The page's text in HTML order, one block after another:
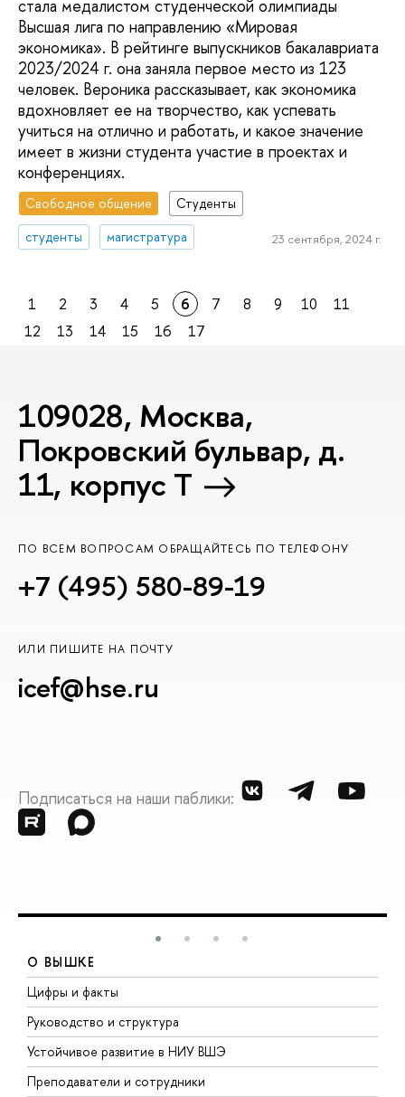
стала медалистом студенческой олимпиады
Высшая лига по направлению «Мировая
экономика». В рейтинге выпускников бакалавриата
2023/2024 г. она заняла первое место из 123
человек. Вероника рассказывает, как экономика
вдохновляет ее на творчество, как успевать
учиться на отлично и работать, и какое значение
имеет в жизни студента участие в проектах и
конференциях.
Свободное общение
Студенты
студенты
магистратура 23 сентября, 2024 г.
1 2 3 4 5 6 7 8 9 10
11
12
13 14 15 16 17
109028, Москва,
Покровский бульвар, д.
11, корпус T
ПО ВСЕМ ВОПРОСАМ ОБРАЩАЙТЕСЬ ПО ТЕЛЕФОНУ
+7 (495) 580-89-19
ИЛИ ПИШИТЕ НА ПОЧТУ
icef@hse.ru
Подписаться на наши паблики:
О ВЫШКЕ
Цифры и факты
Руководство и структура
Устойчивое развитие в НИУ ВШЭ
Преподаватели и сотрудники